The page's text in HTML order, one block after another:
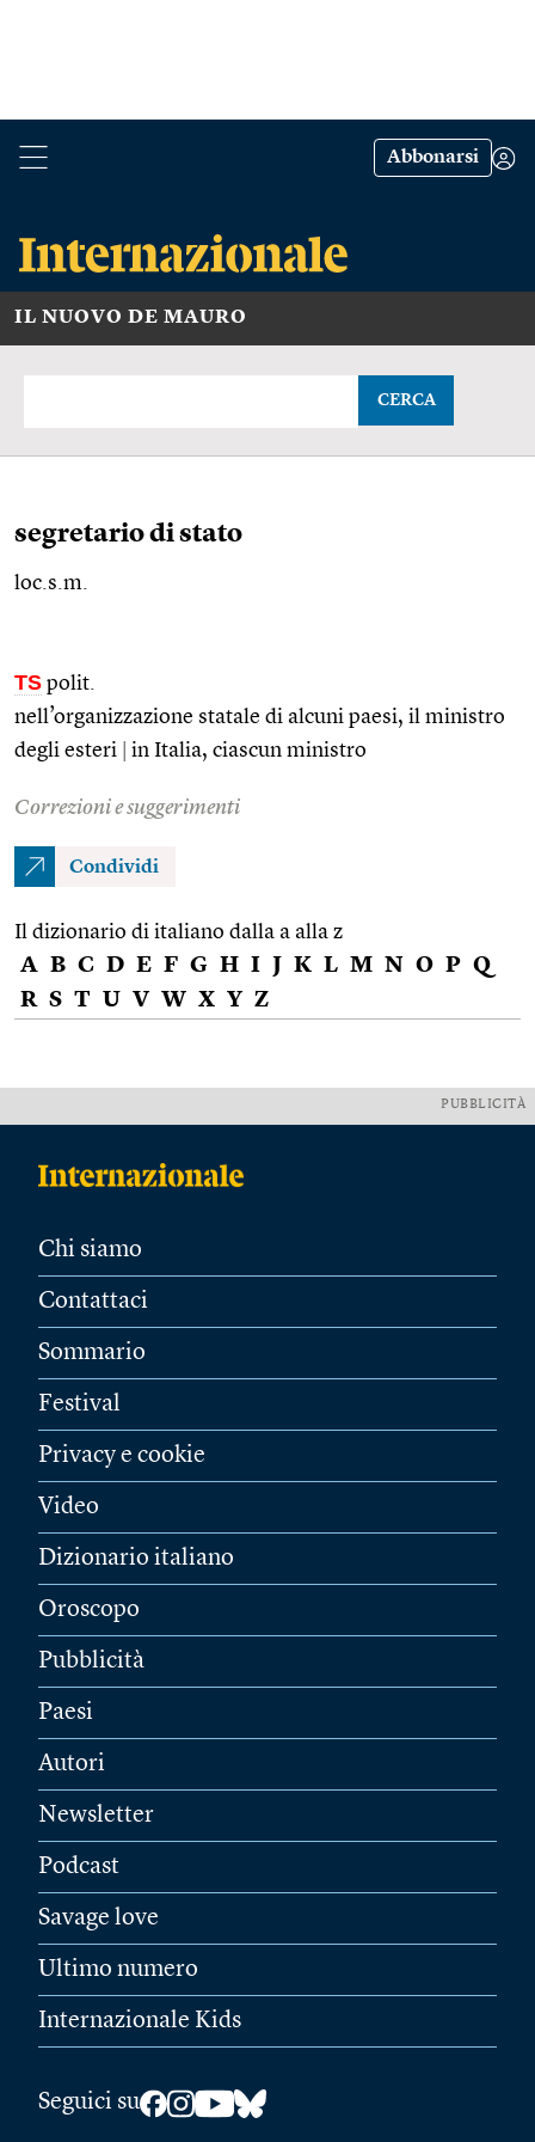
Abbonarsi
IL NUOVO DE MAURO
CERCA
segretario di stato
loc.s.m.
TS polit.
nell’organizzazione statale di alcuni paesi, il ministro
degli esteri
in Italia, ciascun ministro
Correzioni e suggerimenti
Condividi
Il dizionario di italiano dalla a alla z
A B C D E F G H I J K L M N O P Q
R S T U V W X Y Z
PUBBLICITÀ
Chi siamo
Contattaci
Sommario
Festival
Privacy e cookie
Video
Dizionario italiano
Oroscopo
Pubblicità
Paesi
Autori
Newsletter
Podcast
Savage love
Ultimo numero
Internazionale Kids
Seguici su